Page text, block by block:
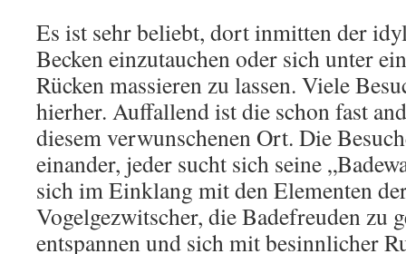
Es ist sehr beliebt, dort inmitten der
Becken einzutauchen oder sich unter
Rücken massieren zu lassen. Viele
hierher. Auffallend ist die schon fast
diesem verwunschenen Ort. Die
einander, jeder sucht sich seine
sich im Einklang mit den Elementen
Vogelgezwitscher, die Badefreuden zu
entspannen und sich mit besinnlicher